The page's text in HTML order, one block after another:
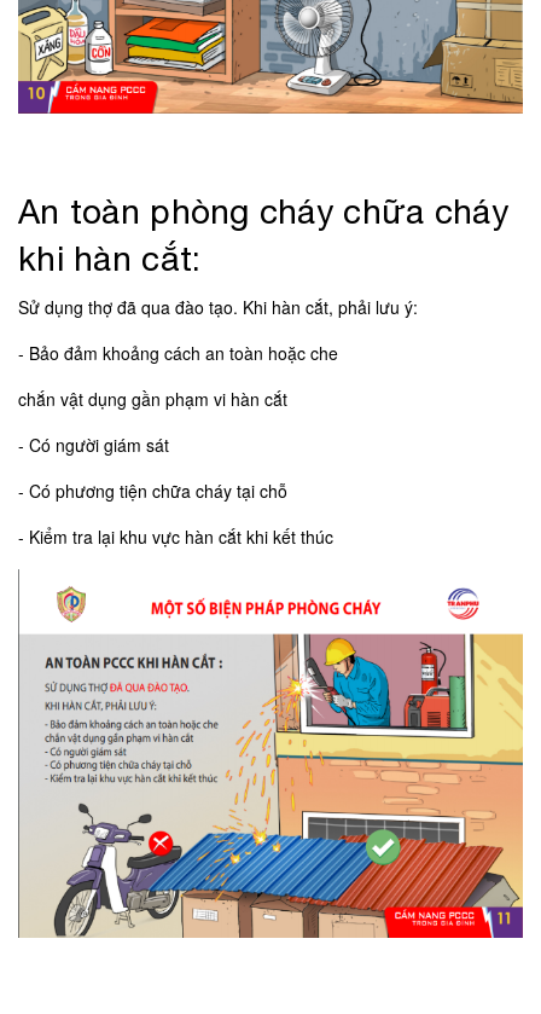
An toàn phòng cháy chữa cháy
khi hàn cắt:
Sử dụng thợ đã qua đào tạo. Khi hàn cắt, phải lưu ý:
- Bảo đảm khoảng cách an toàn hoặc che
chắn vật dụng gần phạm vi hàn cắt
- Có người giám sát
- Có phương tiện chữa cháy tại chỗ
- Kiểm tra lại khu vực hàn cắt khi kết thúc